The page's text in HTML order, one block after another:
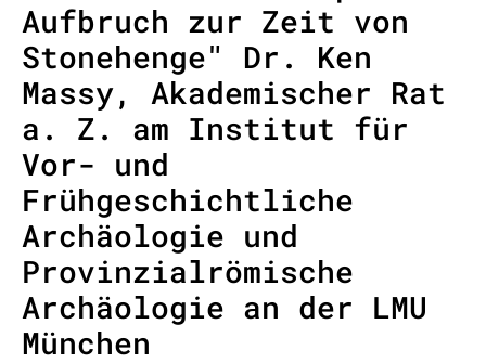
Aufbruch zur Zeit von
Stonehenge" Dr. Ken
Massy, Akademischer Rat
a. Z. am Institut für
Vor- und
Frühgeschichtliche
Archäologie und
Provinzialrömische
Archäologie an der LMU
München